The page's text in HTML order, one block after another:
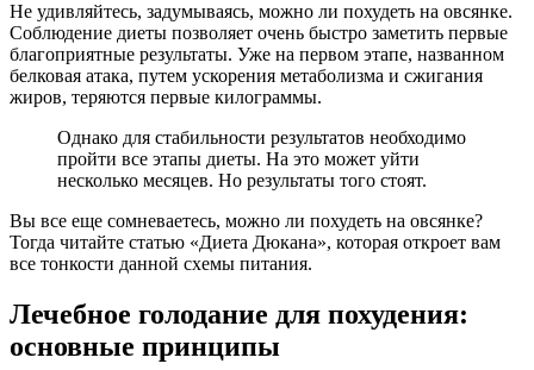
Не удивляйтесь, задумываясь, можно ли похудеть на овсянке.
Соблюдение диеты позволяет очень быстро заметить первые
благоприятные результаты. Уже на первом этапе, названном
белковая атака, путем ускорения метаболизма и сжигания
жиров, теряются первые килограммы.
Однако для стабильности результатов необходимо
пройти все этапы диеты. На это может уйти
несколько месяцев. Но результаты того стоят.
Вы все еще сомневаетесь, можно ли похудеть на овсянке?
Тогда читайте статью «Диета Дюкана», которая откроет вам
все тонкости данной схемы питания.
Лечебное голодание для похудения:
основные принципы